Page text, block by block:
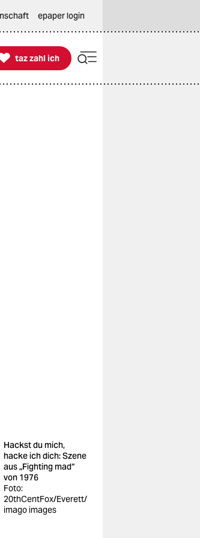
epaper login
zahl ich
taz zahl ich
Hackst du mich,
hacke ich dich: Szene
aus „Fighting mad“
von 1976
Foto:
20thCentFox/Everett/
imago images